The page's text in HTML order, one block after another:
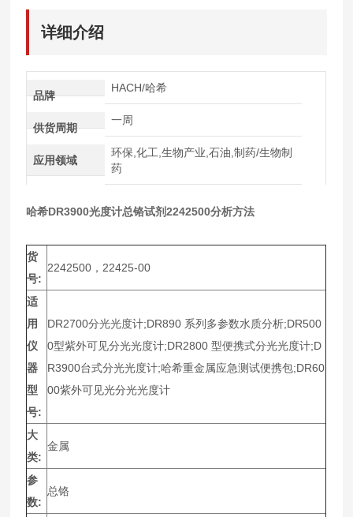
详细介绍
品牌
HACH/哈希
供货周期
一周
应用领域
环保,化工,生物产业,石油,制药/生物制
药
哈希DR3900光度计总铬试剂2242500分析方法
货
号:
2242500，22425-00
适
用
仪
器
型
号:
DR2700分光光度计;DR890 系列多参数水质分析;DR500
0型紫外可见分光光度计;DR2800 型便携式分光光度计;D
R3900台式分光光度计;哈希重金属应急测试便携包;DR60
00紫外可见光分光光度计
大
类:
金属
参
数:
总铬